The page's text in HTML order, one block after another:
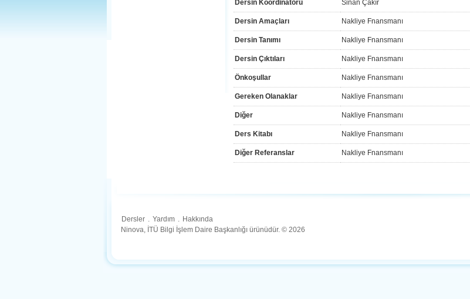
Dersin Koordinatörü Sinan Çakır
Dersin Amaçları Nakliye Fnansmanı
Dersin Tanımı Nakliye Fnansmanı
Dersin Çıktıları Nakliye Fnansmanı
Önkoşullar Nakliye Fnansmanı
Gereken Olanaklar Nakliye Fnansmanı
Diğer Nakliye Fnansmanı
Ders Kitabı Nakliye Fnansmanı
Diğer Referanslar Nakliye Fnansmanı
Dersler . Yardım . Hakkında
Ninova, İTÜ Bilgi İşlem Daire Başkanlığı ürünüdür. © 2026